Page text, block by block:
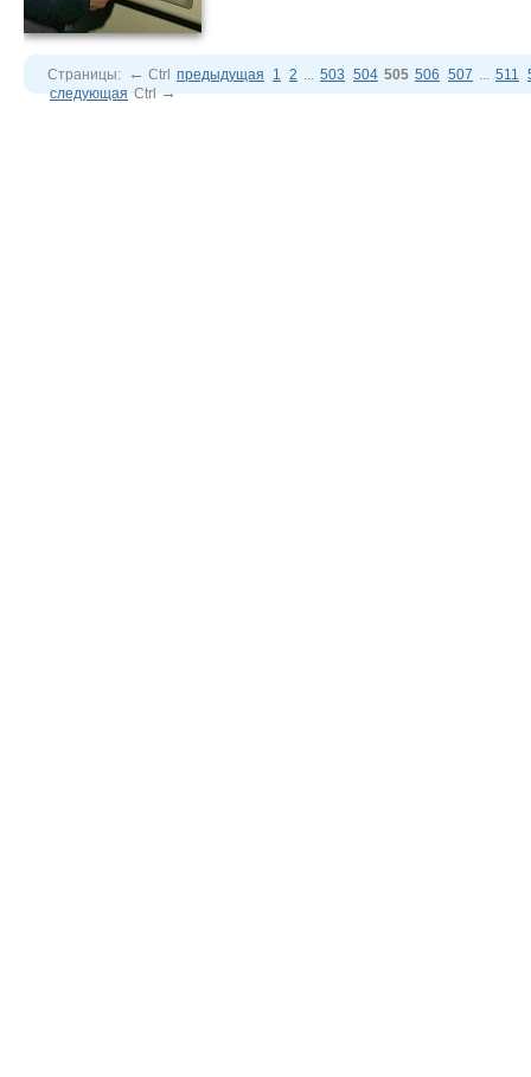
Страницы: ← Ctrl предыдущая 1 2 ... 503 504 505 506 507 ... 511
следующая Ctrl →